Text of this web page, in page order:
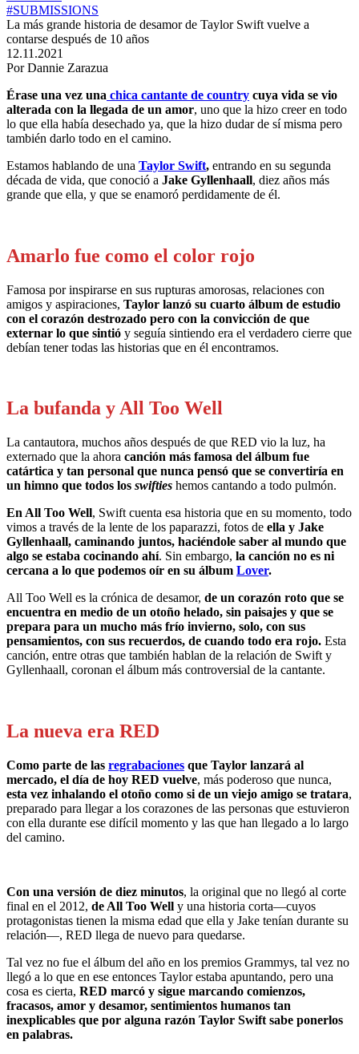
#SUBMISSIONS
La más grande historia de desamor de Taylor Swift vuelve a
contarse después de 10 años
12.11.2021
Por Dannie Zarazua
Érase una vez una chica cantante de country cuya vida se vio
alterada con la llegada de un amor, uno que la hizo creer en todo
lo que ella había desechado ya, que la hizo dudar de sí misma pero
también darlo todo en el camino.
Estamos hablando de una Taylor Swift, entrando en su segunda
década de vida, que conoció a Jake Gyllenhaall, diez años más
grande que ella, y que se enamoró perdidamente de él.
Amarlo fue como el color rojo
Famosa por inspirarse en sus rupturas amorosas, relaciones con
amigos y aspiraciones, Taylor lanzó su cuarto álbum de estudio
con el corazón destrozado pero con la convicción de que
externar lo que sintió y seguía sintiendo era el verdadero cierre que
debían tener todas las historias que en él encontramos.
La bufanda y All Too Well
La cantautora, muchos años después de que RED vio la luz, ha
externado que la ahora canción más famosa del álbum fue
catártica y tan personal que nunca pensó que se convertiría en
un himno que todos los swifties hemos cantando a todo pulmón.
En All Too Well, Swift cuenta esa historia que en su momento, todo
vimos a través de la lente de los paparazzi, fotos de ella y Jake
Gyllenhaall, caminando juntos, haciéndole saber al mundo que
algo se estaba cocinando ahí. Sin embargo, la canción no es ni
cercana a lo que podemos oír en su álbum Lover.
All Too Well es la crónica de desamor, de un corazón roto que se
encuentra en medio de un otoño helado, sin paisajes y que se
prepara para un mucho más frío invierno, solo, con sus
pensamientos, con sus recuerdos, de cuando todo era rojo. Esta
canción, entre otras que también hablan de la relación de Swift y
Gyllenhaall, coronan el álbum más controversial de la cantante.
La nueva era RED
Como parte de las regrabaciones que Taylor lanzará al
mercado, el día de hoy RED vuelve, más poderoso que nunca,
esta vez inhalando el otoño como si de un viejo amigo se tratara,
preparado para llegar a los corazones de las personas que estuvieron
con ella durante ese difícil momento y las que han llegado a lo largo
del camino.
Con una versión de diez minutos, la original que no llegó al corte
final en el 2012, de All Too Well y una historia corta—cuyos
protagonistas tienen la misma edad que ella y Jake tenían durante su
relación—, RED llega de nuevo para quedarse.
Tal vez no fue el álbum del año en los premios Grammys, tal vez no
llegó a lo que en ese entonces Taylor estaba apuntando, pero una
cosa es cierta, RED marcó y sigue marcando comienzos,
fracasos, amor y desamor, sentimientos humanos tan
inexplicables que por alguna razón Taylor Swift sabe ponerlos
en palabras.